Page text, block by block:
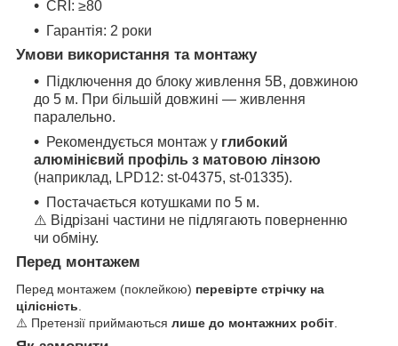
CRI: ≥80
Гарантія: 2 роки
Умови використання та монтажу
Підключення до блоку живлення 5В, довжиною
до 5 м. При більшій довжині — живлення
паралельно.
Рекомендується монтаж у глибокий
алюмінієвий профіль з матовою лінзою
(наприклад, LPD12: st-04375, st-01335).
Постачається котушками по 5 м.
⚠️ Відрізані частини не підлягають поверненню
чи обміну.
Перед монтажем
Перед монтажем (поклейкою) перевірте стрічку на
цілісність.
⚠️ Претензії приймаються лише до монтажних робіт.